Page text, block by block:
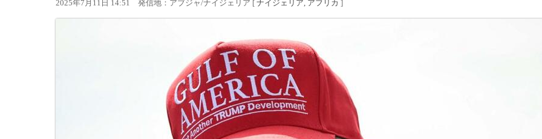
2025年7月11日 14:51 発信地：アブジャ/ナイジェリア [ ナイジェリア アフリカ ]